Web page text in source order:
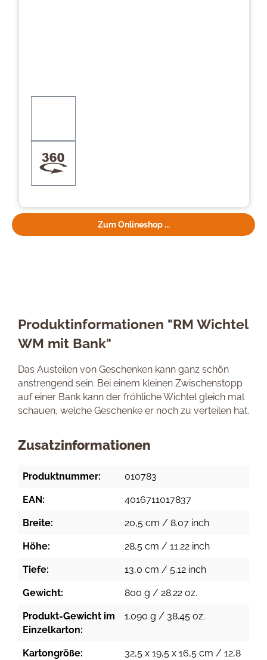
Zum Onlineshop ...
Produktinformationen "RM Wichtel
WM mit Bank"
Das Austeilen von Geschenken kann ganz schön
anstrengend sein. Bei einem kleinen Zwischenstopp
auf einer Bank kann der fröhliche Wichtel gleich mal
schauen, welche Geschenke er noch zu verteilen hat.
Zusatzinformationen
Produktnummer: 010783
EAN: 4016711017837
Breite: 20,5 cm / 8.07 inch
Höhe: 28,5 cm / 11.22 inch
Tiefe: 13,0 cm / 5.12 inch
Gewicht: 800 g / 28.22 oz.
Produkt-Gewicht im
Einzelkarton:
1.090 g / 38.45 oz.
Kartongröße:
32,5 x 19,5 x 16,5 cm / 12,8